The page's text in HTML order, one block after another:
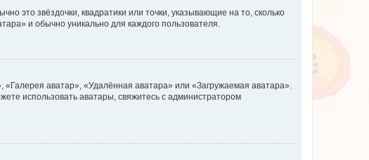
это звёздочки, квадратики или точки, указывающие на то, сколько
и обычно уникально для каждого пользователя.
аватар», «Удалённая аватара» или «Загружаемая аватара».
использовать аватары, свяжитесь с администратором